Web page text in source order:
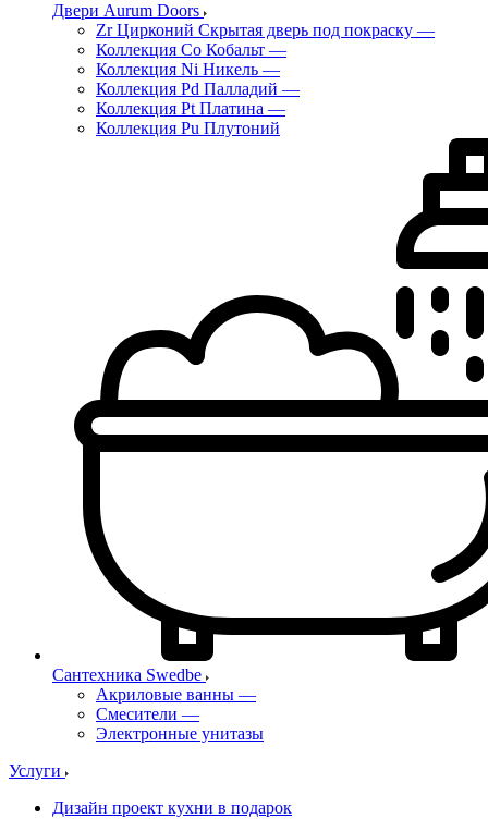
Двери Aurum Doors
Zr Цирконий Скрытая дверь под покраску —
Коллекция Co Кобальт —
Коллекция Ni Никель —
Коллекция Pd Палладий —
Коллекция Pt Платина —
Коллекция Pu Плутоний
Сантехника Swedbe
Акриловые ванны —
Смесители —
Электронные унитазы
Услуги
Дизайн проект кухни в подарок